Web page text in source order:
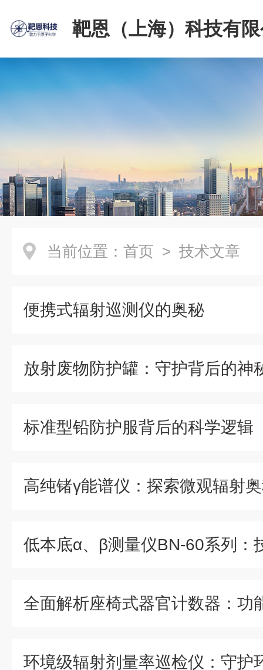
靶恩（上海）科技有
当前位置： 首页 > 技术文章
便携式辐射巡测仪的奥秘
放射废物防护罐：守护背后的神
标准型铅防护服背后的科学逻辑
高纯锗γ能谱仪：探索微观辐射